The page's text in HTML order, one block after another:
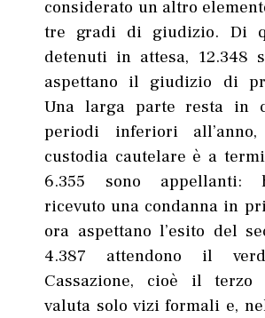
considerato un altro
tre gradi di giudizio. Di
detenuti in attesa, 12.348
aspettano il giudizio di
Una larga parte resta in
periodi inferiori
custodia cautelare è a
6.355 sono appellanti:
ricevuto una condanna in
ora aspettano l’esito del
4.387 attendono il
Cassazione, cioè il terzo
valuta solo vizi formali e,